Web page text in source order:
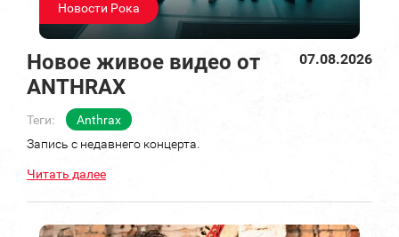
Новости Рока
Новое живое видео от
ANTHRAX
07.08.2026
Теги:
Anthrax
Запись с недавнего концерта.
Читать далее